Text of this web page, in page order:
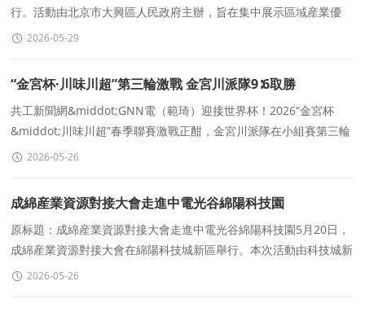
行。活動由北京市大興區人民政府主辦，旨在集中展示區域産業優
勢，搭建政企對接平台，深化務實合作，攜手推動高質量發展。
2026-05-29
“金宮杯·川味川超”第三輪激戰 金宮川派隊9∶6取勝
共工新聞網&middot;GNN電（範琦）迎接世界杯！2026“金宮杯
&middot;川味川超”春季聯賽激戰正酣，金宮川派隊在小組賽第三輪
火力全開，以9∶6力克徽記食品隊，雙方聯袂奉獻一
2026-05-26
成綿産業資源對接大會走進中電光谷綿陽科技園
原标題：成綿産業資源對接大會走進中電光谷綿陽科技園5月20日，
成綿産業資源對接大會在綿陽科技城新區舉行。本次活動由科技城新
區招商中心、中電光谷綿陽公司、成都市智能制造
2026-05-26